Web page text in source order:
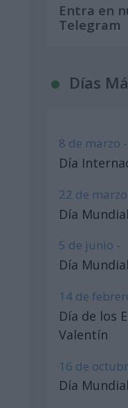
Entra en
Telegram
Días
8 de marzo -
Día
22 de
Día
5 de junio -
Día
14 de
Día de los
Valentín
16 de
Día